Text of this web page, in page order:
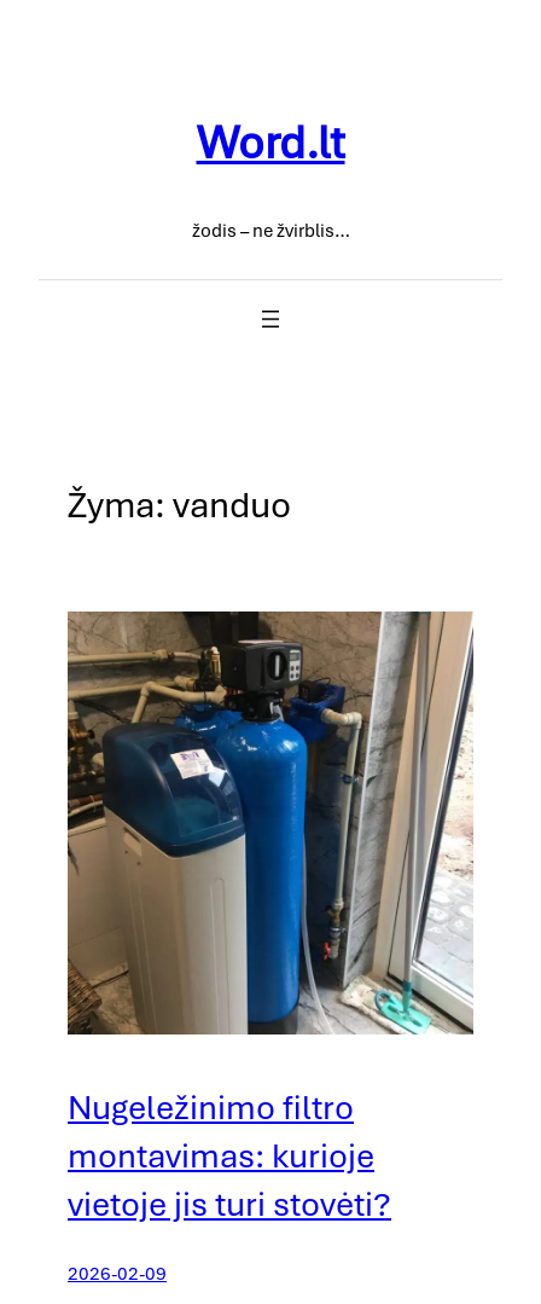
Word.lt
žodis – ne žvirblis…
Žyma: vanduo
Nugeležinimo filtro
montavimas: kurioje
vietoje jis turi stovėti?
2026-02-09